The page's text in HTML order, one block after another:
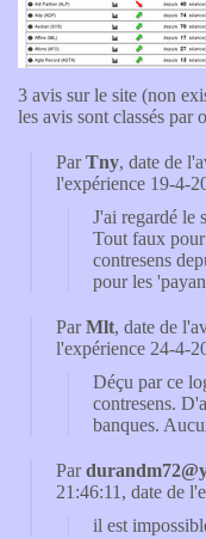
3 avis sur le site (non
les avis sont classés par
ParTny, date de
l'expérience 19-4-
J'ai regardé le
Tout faux
contresens
pour les
ParMlt, date de
l'expérience 24-4-
Déçu par ce
contresens.
banques.
Par
21:46:11, date de
il est